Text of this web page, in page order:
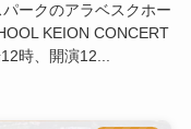
ークのアラベスクホー
KEION CONCERT
時、開演12...